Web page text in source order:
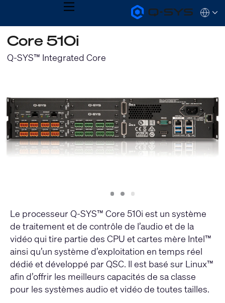
Q-
SYS
MENU
QSYS.com (English)
India (English)
Español
한국어
Core 510i
Q-SYS™ Integrated Core
Slide
1 Slide
2 Slide
3
Le processeur Q-SYS™ Core 510i est un système
de traitement et de contrôle de l’audio et de la
vidéo qui tire partie des CPU et cartes mère Intel™
ainsi qu’un système d’exploitation en temps réel
dédié et développé par QSC. Il est basé sur Linux™
afin d’offrir les meilleurs capacités de sa classe
pour les systèmes audio et vidéo de toutes tailles.